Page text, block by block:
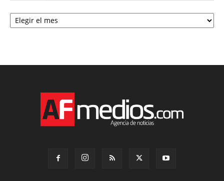
Archivo